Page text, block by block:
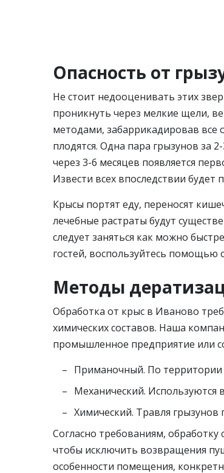
Опасность от
Не стоит недооценивать этих
проникнуть через мелкие щели,
методами, забаррикадировав все
плодятся. Одна пара грызунов за
через 3-6 месяцев появляется
Извести всех впоследствии будет
Крысы портят еду, переносят
лечебные растраты будут
следует заняться как можно
гостей, воспользуйтесь помощью
Методы
Обработка от крыс в Иваново
химических составов. Наша
промышленное предприятие или
Приманочный. По территории
Механический. Используются
Химический. Травля
Согласно требованиям,
чтобы исключить возвращения
особенности помещения,